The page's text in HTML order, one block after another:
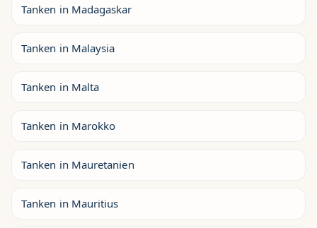
Tanken in Madagaskar
Tanken in Malaysia
Tanken in Malta
Tanken in Marokko
Tanken in Mauretanien
Tanken in Mauritius